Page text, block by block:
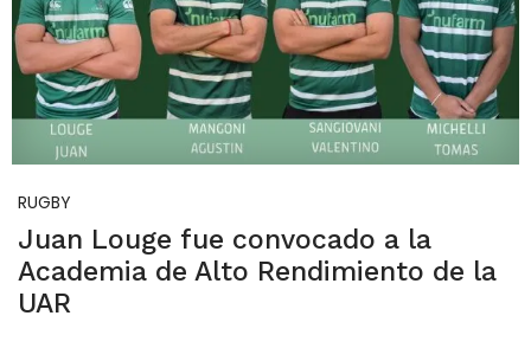
RUGBY
Juan Louge fue convocado a la
Academia de Alto Rendimiento de la
UAR